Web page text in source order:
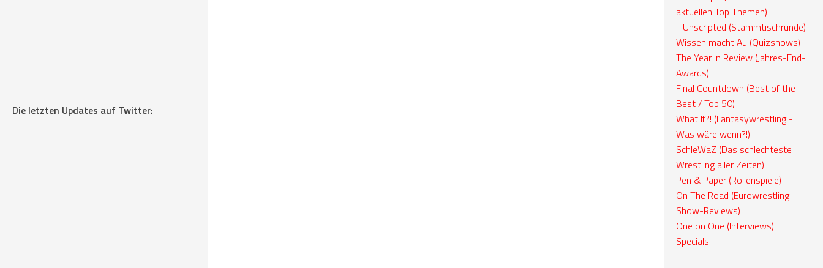
Die letzten Updates auf Twitter:
aktuellen Top Themen)
- Unscripted (Stammtischrunde)
Wissen macht Au (Quizshows)
The Year in Review (Jahres-End-
Awards)
Final Countdown (Best of the
Best / Top 50)
What If?! (Fantasywrestling -
Was wäre wenn?!)
SchleWaZ (Das schlechteste
Wrestling aller Zeiten)
Pen & Paper (Rollenspiele)
On The Road (Eurowrestling
Show-Reviews)
One on One (Interviews)
Specials